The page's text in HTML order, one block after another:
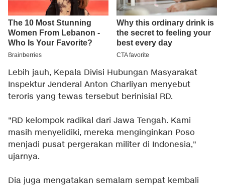
Lebih jauh, Kepala Divisi Hubungan Masyarakat
Inspektur Jenderal Anton Charliyan menyebut
teroris yang tewas tersebut berinisial RD.
"RD kelompok radikal dari Jawa Tengah. Kami
masih menyelidiki, mereka menginginkan Poso
menjadi pusat pergerakan militer di Indonesia,"
ujarnya.
Dia juga mengatakan semalam sempat kembali